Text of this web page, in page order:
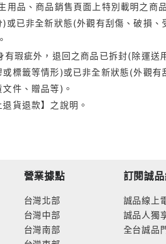
品、商品銷售頁面上特別載明之商
已非全新狀態(外觀有刮傷、破損
瑕疵外，退回之商品已拆封(除運
標籤等情形)或已非全新狀態(外觀
件、贈品等)。
貨退款】之說明。
營業據點
台灣北部
台灣中部
台灣南部
訂閱誠
誠品線上
誠品人獨
全台誠品